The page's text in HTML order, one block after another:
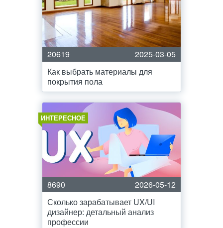
20619
2025-03-05
Как выбрать материалы для
покрытия пола
ИНТЕРЕСНОЕ
8690
2026-05-12
Сколько зарабатывает UX/UI
дизайнер: детальный анализ
профессии